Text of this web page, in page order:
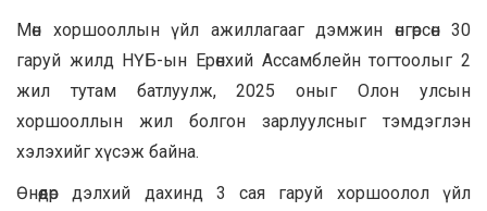
Мөн хоршооллын үйл ажиллагааг дэмжин өнгөрсөн 30
гаруй жилд НҮБ-ын Ерөнхий Ассамблейн тогтоолыг 2
жил тутам батлуулж, 2025 оныг Олон улсын
хоршооллын жил болгон зарлуулсныг тэмдэглэн
хэлэхийг хүсэж байна.
Өнөөдөр дэлхий дахинд 3 сая гаруй хоршоолол үйл